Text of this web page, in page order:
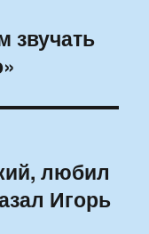
звучать
любил
Игорь